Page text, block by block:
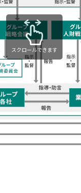
スクロールできます